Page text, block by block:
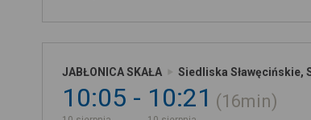
JABŁONICA SKAŁA Siedliska Sławęcińskie,
10:05 10:21 16min